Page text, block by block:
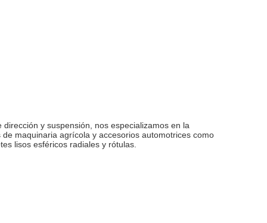
y suspensión, nos especializamos en la
maquinaria agrícola y accesorios automotrices como
lisos esféricos radiales y rótulas.